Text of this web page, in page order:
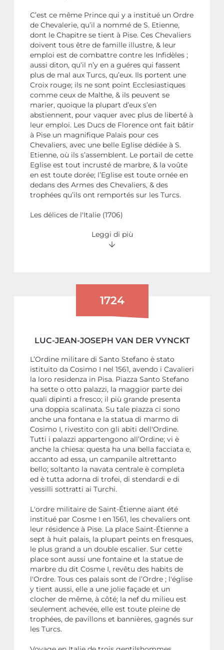
C’est ce même Prince qui y a institué un Ordre
de Chevalerie, qu’il a nommé de S. Etienne,
dont le Chapitre se tient à Pise. Ces Chevaliers
doivent tous être de famille illustre, & leur
emploi est de combattre contre les Infidèles ;
aussi diton, qu’il n’y en a guéres qui fassent
plus de mal aux Turcs, qu’eux. Ils portent une
Croix rouge; ils ne sont point Ecclesiastiques
comme ceux de Malthe, & ils peuvent se
marier, quoique la plupart d’eux s’en
abstiennent, pour vaquer avec plus de liberté à
leur emploi. Les Ducs de Florence ont fait bâtir
à Pise un magnifique Palais pour ces
Chevaliers, avec une belle Eglise dédiée à S.
Etienne, où ils s’assemblent. Le portail de cette
Eglise est tout incrusté de marbre, & la voûte
en est toute dorée; l’Eglise est toute ornée en
dedans des Armes des Chevaliers, & des
trophées qu’ils ont remportés sur les Turcs.
Les délices de l'Italie (1706)
Leggi di più
1724
LUC-JEAN-JOSEPH VAN DER VYNCKT
L’Ordine militare di Santo Stefano è stato
istituito da Cosimo I nel 1561, avendo i Cavalieri
la loro residenza in Pisa. Piazza Santo Stefano
ha sette o otto palazzi, la maggior parte dei
quali dipinti a fresco; il più grande presenta
una doppia scalinata. Su tale piazza ci sono
anche una fontana e la statua di marmo di
Cosimo I, rivestito con gli abiti dell'Ordine.
Tutti i palazzi appartengono all’Ordine; vi è
anche la chiesa: questa ha una bella facciata e,
accanto ad essa, un campanile altrettanto
bello; soltanto la navata centrale è completa
ed è tutta adorna di trofei, di stendardi e di
vessilli sottratti ai Turchi.
L'ordre militaire de Saint-Étienne aïant été
institué par Cosme I en 1561, les chevaliers ont
leur résidence à Pise. La place Saint-Étienne a
sept à huit palais, la plupart peints en fresques,
le plus grand a un double escalier. Sur cette
place sont aussi une fontaine et la statue de
marbre du dit Cosme I, revêtu des habits de
l'Ordre. Tous ces palais sont de l’Ordre ; l'église
y tient aussi, elle a une jolie façade et un
clocher de même, à côté; la nef du milieu est
seulement achevée, elle est toute pleine de
trophées, de pavillons et bannières, gagnés sur
les Turcs.